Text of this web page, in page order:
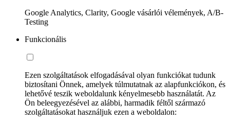
Google Analytics, Clarity, Google vásárlói vélemények, A/B-
Testing
Funkcionális
Ezen szolgáltatások elfogadásával olyan funkciókat tudunk
biztosítani Önnek, amelyek túlmutatnak az alapfunkciókon, és
lehetővé teszik weboldalunk kényelmesebb használatát. Az
Ön beleegyezésével az alábbi, harmadik féltől származó
szolgáltatásokat használjuk ezen a weboldalon: